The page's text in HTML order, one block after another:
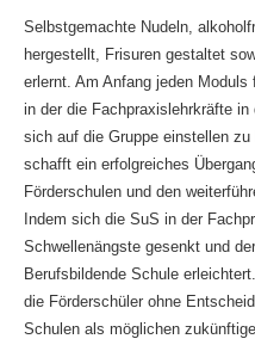
Selbstgemachte Nudeln,
hergestellt, Frisuren gestaltet
erlernt. Am Anfang jeden
in der die Fachpraxislehrkräfte
sich auf die Gruppe einstellen
schafft ein erfolgreiches
Förderschulen und den
Indem sich die SuS in der
Schwellenängste gesenkt und
Berufsbildende Schule
die Förderschüler ohne
Schulen als möglichen